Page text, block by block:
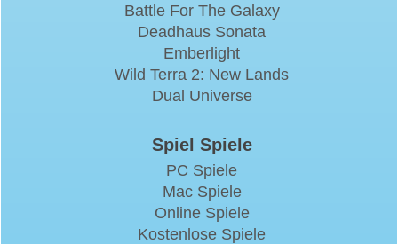
Battle For The Galaxy
Deadhaus Sonata
Emberlight
Wild Terra 2: New Lands
Dual Universe
Spiel Spiele
PC Spiele
Mac Spiele
Online Spiele
Kostenlose Spiele